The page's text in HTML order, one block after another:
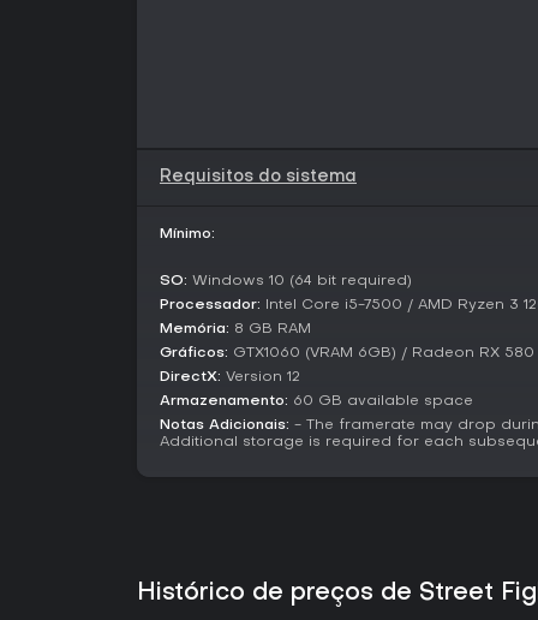
Requisitos do sistema
Mínimo:
SO: Windows 10 (64 bit required)
Processador: Intel Core i5-7500 / AMD Ryzen 3
Memória: 8 GB RAM
Gráficos: GTX1060 (VRAM 6GB) / Radeon RX 580
DirectX: Version 12
Armazenamento: 60 GB available space
Notas Adicionais: - The framerate may drop
Additional storage is required for each
Histórico de preços de Street